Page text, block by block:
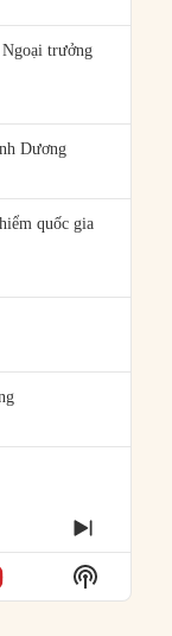
Ngoại trưởng
Dương
quốc gia
NEXT
Show
Podcast